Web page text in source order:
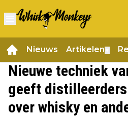
Nieuws Artikelen
Nieuwe techniek
geeft
over whisky en